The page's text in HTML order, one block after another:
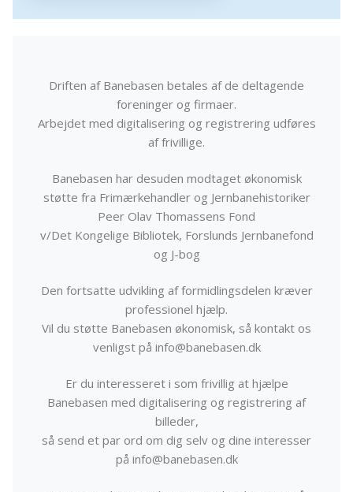
Driften af Banebasen betales af de deltagende
foreninger og firmaer.
Arbejdet med digitalisering og registrering udføres
af frivillige.
Banebasen har desuden modtaget økonomisk
støtte fra Frimærkehandler og Jernbanehistoriker
Peer Olav Thomassens Fond
v/Det Kongelige Bibliotek, Forslunds Jernbanefond
og J-bog
Den fortsatte udvikling af formidlingsdelen kræver
professionel hjælp.
Vil du støtte Banebasen økonomisk, så kontakt os
venligst på info@banebasen.dk
Er du interesseret i som frivillig at hjælpe
Banebasen med digitalisering og registrering af
billeder,
så send et par ord om dig selv og dine interesser
på info@banebasen.dk